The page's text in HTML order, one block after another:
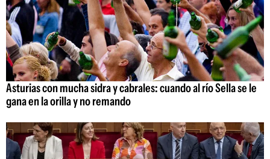
Asturias con mucha sidra y cabrales: cuando al río Sella se le
gana en la orilla y no remando